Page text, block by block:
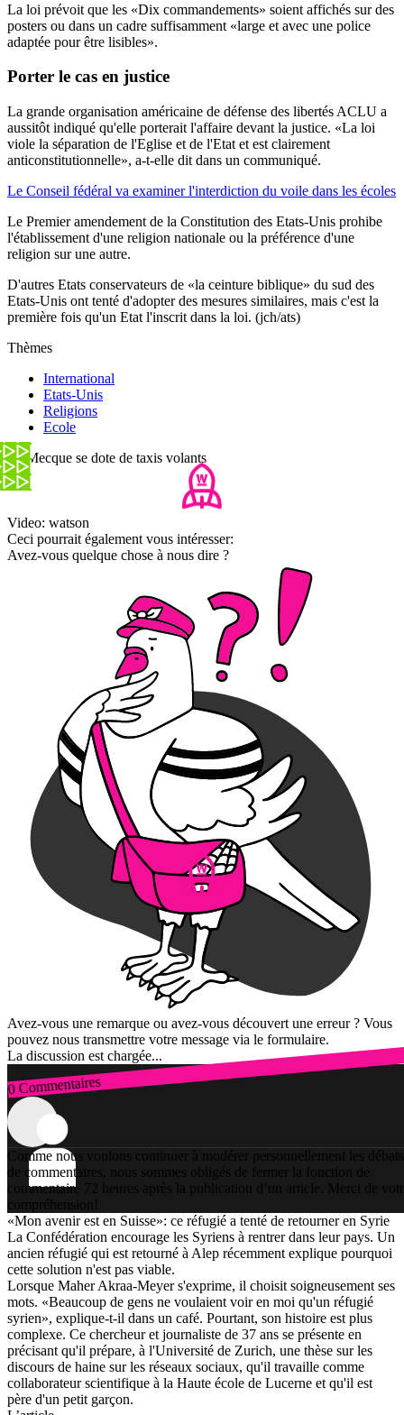
La loi prévoit que les «Dix commandements» soient affichés sur des
posters ou dans un cadre suffisamment «large et avec une police
adaptée pour être lisibles».
Porter le cas en justice
La grande organisation américaine de défense des libertés ACLU a
aussitôt indiqué qu'elle porterait l'affaire devant la justice. «La loi
viole la séparation de l'Eglise et de l'Etat et est clairement
anticonstitutionnelle», a-t-elle dit dans un communiqué.
Le Conseil fédéral va examiner l'interdiction du voile dans les écoles
Le Premier amendement de la Constitution des Etats-Unis prohibe
l'établissement d'une religion nationale ou la préférence d'une
religion sur une autre.
D'autres Etats conservateurs de «la ceinture biblique» du sud des
Etats-Unis ont tenté d'adopter des mesures similaires, mais c'est la
première fois qu'un Etat l'inscrit dans la loi. (jch/ats)
Thèmes
International
Etats-Unis
Religions
Ecole
La Mecque se dote de taxis volants
Video: watson
Ceci pourrait également vous intéresser:
Avez-vous quelque chose à nous dire ?
Avez-vous une remarque ou avez-vous découvert une erreur ? Vous
pouvez nous transmettre votre message via le formulaire.
La discussion est chargée...
0 Commentaires
Connexion
Comme nous voulons continuer à modérer personnellement les débats
de commentaires, nous sommes obligés de fermer la fonction de
commentaire 72 heures après la publication d’un article. Merci de
compréhension!
«Mon avenir est en Suisse»: ce réfugié a tenté de retourner en Syrie
La Confédération encourage les Syriens à rentrer dans leur pays. Un
ancien réfugié qui est retourné à Alep récemment explique pourquoi
cette solution n'est pas viable.
Lorsque Maher Akraa-Meyer s'exprime, il choisit soigneusement ses
mots. «Beaucoup de gens ne voulaient voir en moi qu'un réfugié
syrien», explique-t-il dans un café. Pourtant, son histoire est plus
complexe. Ce chercheur et journaliste de 37 ans se présente en
précisant qu'il prépare, à l'Université de Zurich, une thèse sur les
discours de haine sur les réseaux sociaux, qu'il travaille comme
collaborateur scientifique à la Haute école de Lucerne et qu'il est
père d'un petit garçon.